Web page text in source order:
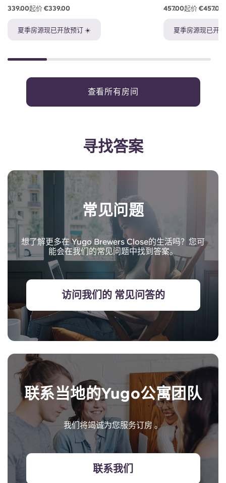
339.00起价 €339.00
夏季房源现已开放预订 ☀️
457.00起价 €457.00
夏季房源现已开
查看所有房间
寻找答案
常见问题
想了解更多在 Yugo Brewers Close的生活吗？您可
能会在我们的常见问题中找到答案。
访问我们的 常见问答的
联系当地的Yugo公寓团队
我们将竭诚为您服务订房 。
联系我们